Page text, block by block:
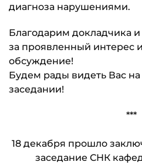
диагноза нарушениями.
Благодарим докладчика
за проявленный интерес
обсуждение!
Будем рады видеть Вас
заседании!
***
18 декабря прошло
заседание СНК